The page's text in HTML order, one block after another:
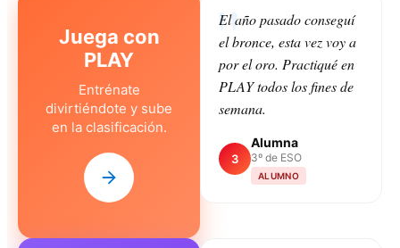
Juega con
PLAY
Entrénate
divirtiéndote y sube
en la clasificación.
El año pasado conseguí
el bronce, esta vez voy a
por el oro. Practiqué en
PLAY todos los fines de
semana.
3
Alumna
3º de ESO
ALUMNO